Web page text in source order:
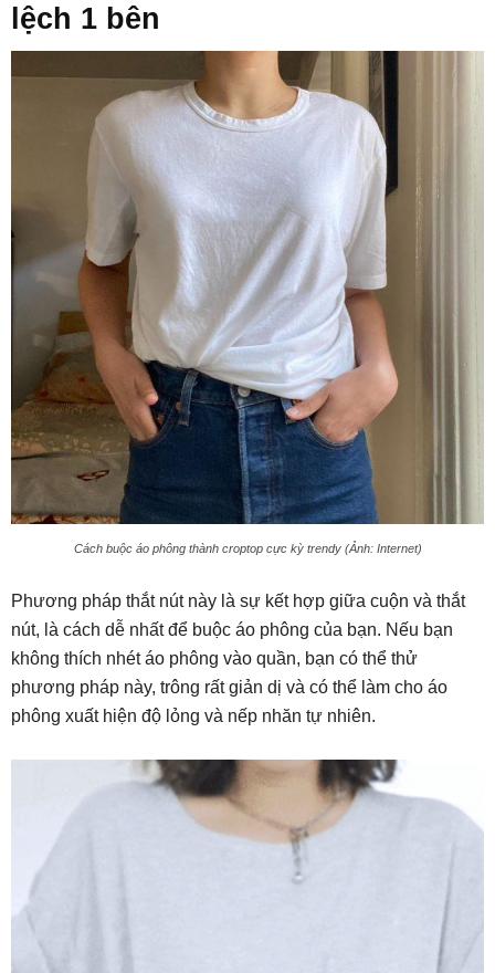
lệch 1 bên
Cách buộc áo phông thành croptop cực kỳ trendy (Ảnh: Internet)
Phương pháp thắt nút này là sự kết hợp giữa cuộn và thắt
nút, là cách dễ nhất để buộc áo phông của bạn. Nếu bạn
không thích nhét áo phông vào quần, bạn có thể thử
phương pháp này, trông rất giản dị và có thể làm cho áo
phông xuất hiện độ lỏng và nếp nhăn tự nhiên.